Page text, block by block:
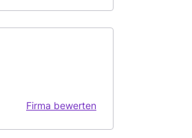
Firma bewerten